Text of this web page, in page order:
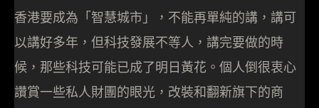
香港要成為「智慧城市」，不能再單純的講，講可
以講好多年，但科技發展不等人，講完要做的時
候，那些科技可能已成了明日黃花。個人倒很衷心
讚賞一些私人財團的眼光，改裝和翻新旗下的商